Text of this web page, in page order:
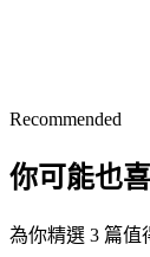
Recommended
你可能也
為你精選 3 篇值